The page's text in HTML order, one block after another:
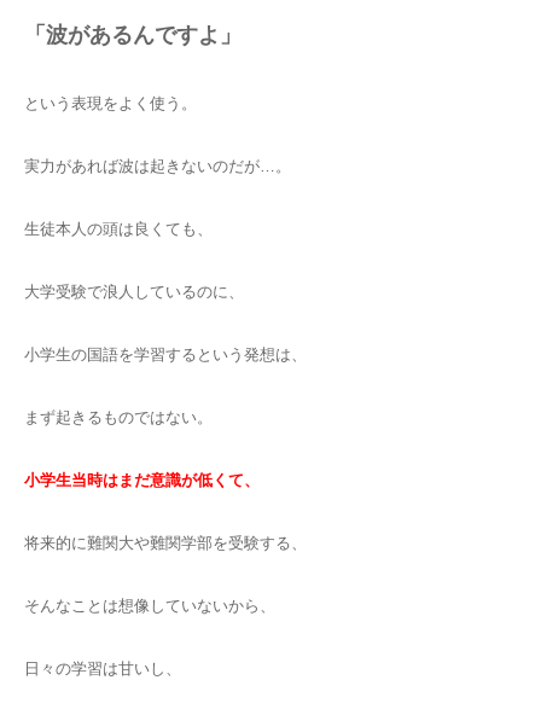
「波があるんですよ」
という表現をよく使う。
実力があれば波は起きないのだが…。
生徒本人の頭は良くても、
大学受験で浪人しているのに、
小学生の国語を学習するという発想は、
まず起きるものではない。
小学生当時はまだ意識が低くて、
将来的に難関大や難関学部を受験する、
そんなことは想像していないから、
日々の学習は甘いし、